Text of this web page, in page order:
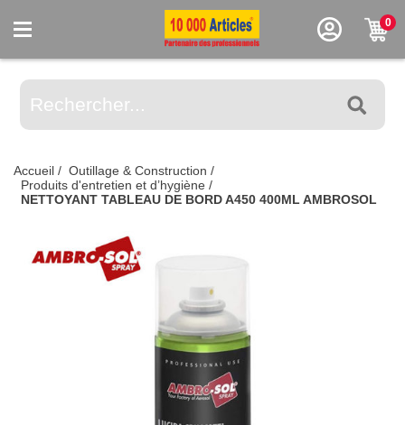
0
Accueil / Outillage & Construction /
Produits d'entretien et d’hygiène /
NETTOYANT TABLEAU DE BORD A450 400ML AMBROSOL